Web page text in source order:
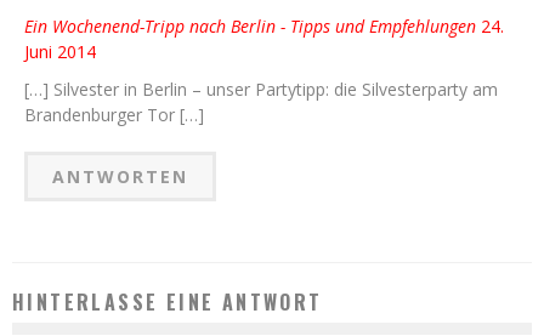
Ein Wochenend-Tripp nach Berlin - Tipps und Empfehlungen 24.
Juni 2014
[…] Silvester in Berlin – unser Partytipp: die Silvesterparty am
Brandenburger Tor […]
ANTWORTEN
HINTERLASSE EINE ANTWORT